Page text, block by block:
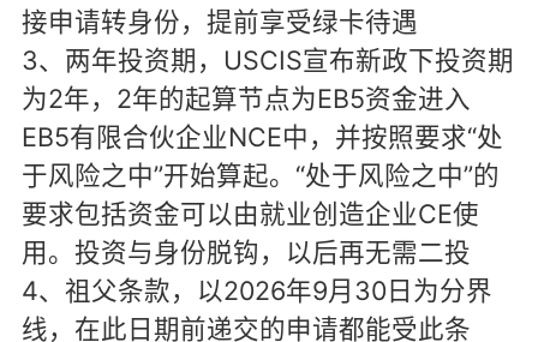
接申请转身份，提前享受绿卡待遇
3、两年投资期，USCIS宣布新政下投资期
为2年，2年的起算节点为EB5资金进入
EB5有限合伙企业NCE中，并按照要求“处
于风险之中”开始算起。“处于风险之中”的
要求包括资金可以由就业创造企业CE使
用。投资与身份脱钩，以后再无需二投
4、祖父条款，以2026年9月30日为分界
线，在此日期前递交的申请都能受此条